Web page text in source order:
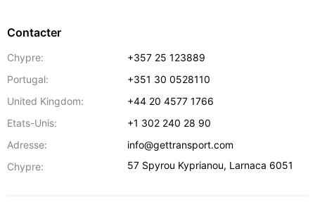
Contacter
Chypre:
+357 25 123889
Portugal:
+351 30 0528110
United Kingdom:
+44 20 4577 1766
Etats-Unis:
+1 302 240 28 90
Adresse:
info@gettransport.com
Chypre:
57 Spyrou Kyprianou, Larnaca 6051